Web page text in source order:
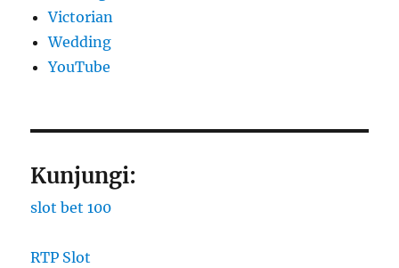
Victorian
Wedding
YouTube
Kunjungi:
slot bet 100
RTP Slot